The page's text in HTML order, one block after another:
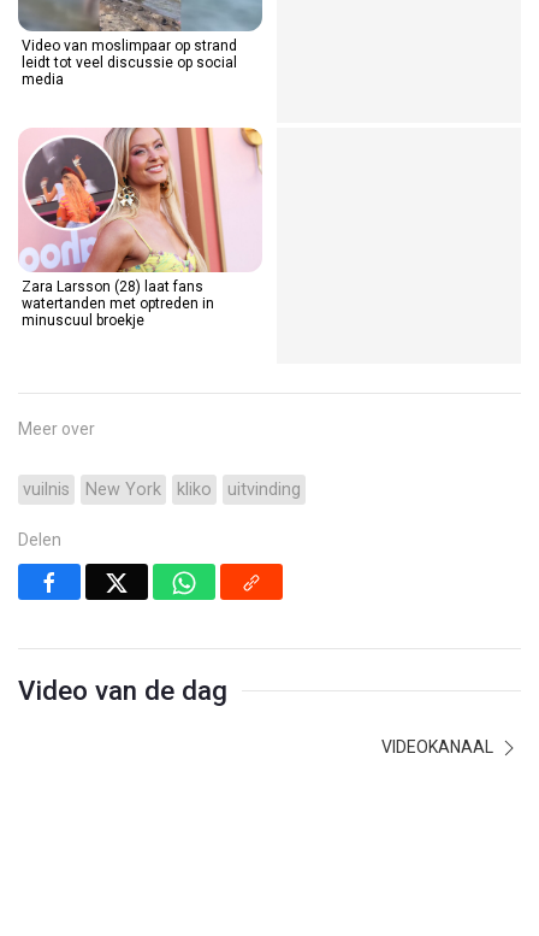
Video van moslimpaar op strand
leidt tot veel discussie op social
media
Zara Larsson (28) laat fans
watertanden met optreden in
minuscuul broekje
Meer over
vuilnis New York kliko uitvinding
Delen
Video van de dag
VIDEOKANAAL